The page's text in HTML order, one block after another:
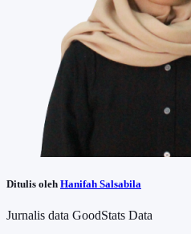
Ditulis oleh Hanifah Salsabila
Jurnalis data GoodStats Data